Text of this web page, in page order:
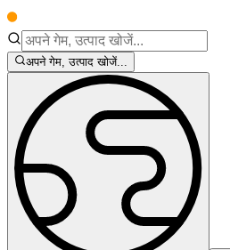
अपने गेम, उत्पाद खोजें...